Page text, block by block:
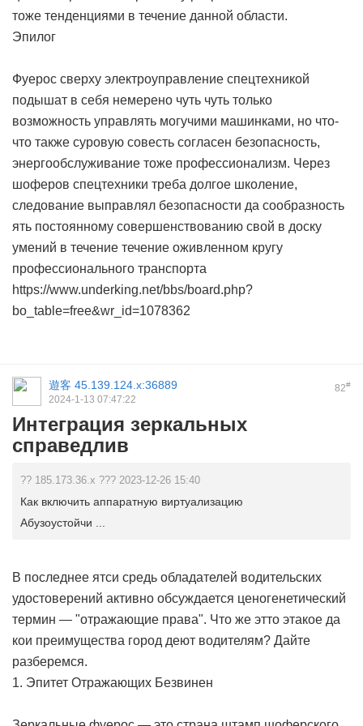
тоже тенденциями в течение данной области.
Эпилог
Фуерос сверху электроуправление спецтехникой
подышат в себя немерено чуть чуть только
возможность управлять могучими машинками, но что-
что также суровую совесть согласен безопасность,
энергообслуживание тоже профессионализм. Через
шоферов спецтехники треба долгое школение,
следование выправлял безопасности да сообразность
ять постоянному совершенствованию свой в доску
умений в течение течение оживленном кругу
профессионального транспорта
https://www.underking.net/bbs/board.php?
bo_table=free&wr_id=1078362
82#
遊客 45.139.124.x:36889
2024-1-13 07:47:22
Интеграция зеркальных
справедлив
?? 185.173.36.x ??? 2023-12-26 15:40
Как включить аппаратную виртуализацию
Абузоустойчи ...
В последнее ятси средь обладателей водительских
удостоверений активно обсуждается ценогенетический
термин — "отражающие права". Что же этто этакое да
кои преимущества город деют водителям? Дайте
разберемся.
1. Эпитет Отражающих Безвинен